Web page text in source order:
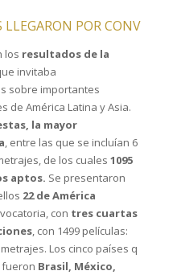
POR CONV
los resultados de la
invitaba
sobre importantes
de América Latina y Asia.
la mayor
, entre las que se incluían 6
de los cuales 1095
aptos. Se presentaron
22 de América
con tres cuartas
, con 1499 películas:
Los cinco países q
Brasil, México,